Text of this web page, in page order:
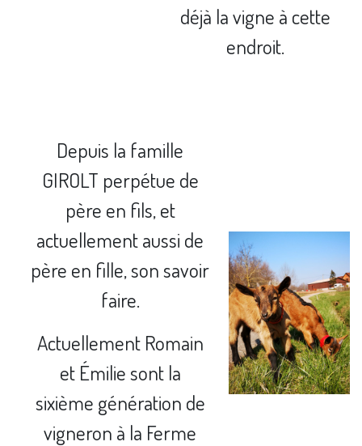
déjà la vigne à cette
endroit.
Depuis la famille
GIROLT perpétue de
père en fils, et
actuellement aussi de
père en fille, son savoir
faire.
Actuellement Romain
et Émilie sont la
sixième génération de
vigneron à la Ferme